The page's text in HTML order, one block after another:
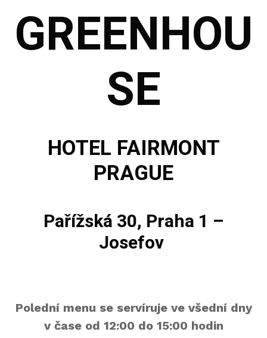
GREENHOU
SE
HOTEL FAIRMONT
PRAGUE
Pařížská 30, Praha 1 –
Josefov
Polední menu se servíruje ve všední dny
v čase od 12:00 do 15:00 hodin